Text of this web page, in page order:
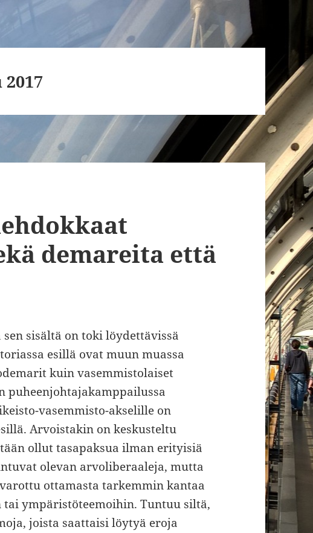
demareita että
sisältä on toki löydettävissä
esillä ovat muun muassa
kuin vasemmistolaiset
puheenjohtajakamppailussa
vasemmisto-akselille on
Arvoistakin on keskusteltu
ollut tasapaksua ilman erityisiä
olevan arvoliberaaleja, mutta
ottamasta tarkemmin kantaa
ympäristöteemoihin. Tuntuu siltä,
joista saattaisi löytyä eroja